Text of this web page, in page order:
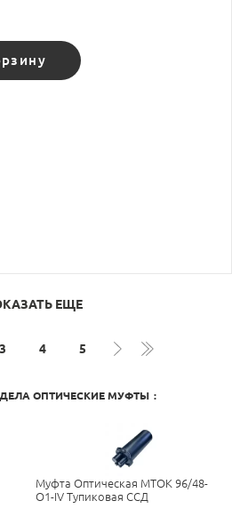
ЕЩЕ
3 4 5
ОПТИЧЕСКИЕ МУФТЫ :
Муфта Оптическая МТОК 96/48-
О1-IV Тупиковая ССД